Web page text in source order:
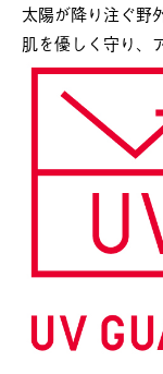
太陽が降り注ぐ野
肌を優しく守り、